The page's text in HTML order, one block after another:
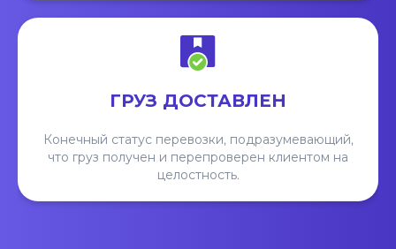
ГРУЗ ДОСТАВЛЕН
Конечный статус перевозки, подразумевающий,
что груз получен и перепроверен клиентом на
целостность.